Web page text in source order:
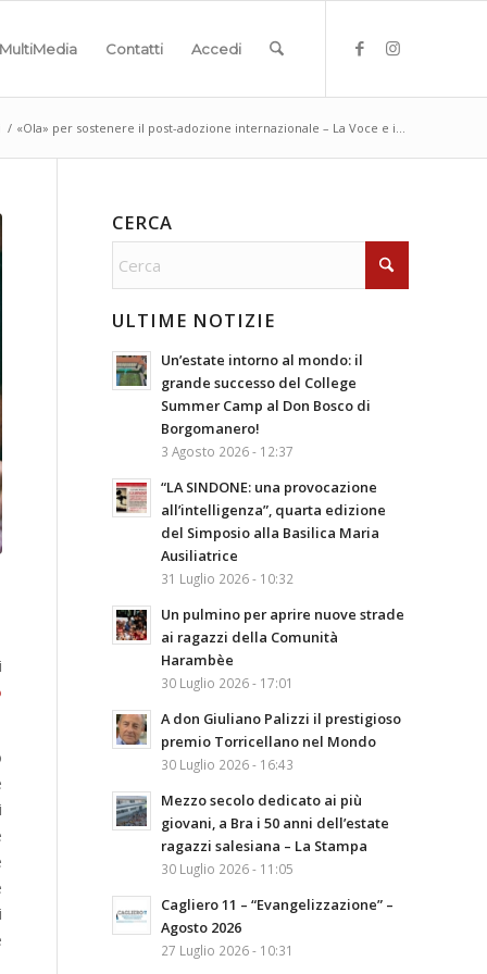
MultiMedia Contatti Accedi
/ «Ola» per sostenere il post-adozione internazionale – La Voce e i...
CERCA
ULTIME NOTIZIE
Un’estate intorno al mondo: il
grande successo del College
Summer Camp al Don Bosco di
Borgomanero!
3 Agosto 2026 - 12:37
“LA SINDONE: una provocazione
all’intelligenza”, quarta edizione
del Simposio alla Basilica Maria
Ausiliatrice
31 Luglio 2026 - 10:32
Un pulmino per aprire nuove strade
ai ragazzi della Comunità
Harambèe
30 Luglio 2026 - 17:01
A don Giuliano Palizzi il prestigioso
premio Torricellano nel Mondo
30 Luglio 2026 - 16:43
Mezzo secolo dedicato ai più
giovani, a Bra i 50 anni dell’estate
ragazzi salesiana – La Stampa
30 Luglio 2026 - 11:05
Cagliero 11 – “Evangelizzazione” –
Agosto 2026
27 Luglio 2026 - 10:31